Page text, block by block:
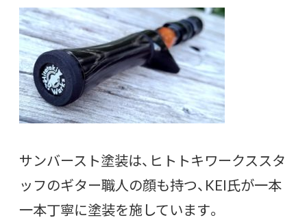
サンバースト塗装は、ヒトトキワークススタ
ッフのギター職人の顔も持つ、KEI氏が一本
一本丁寧に塗装を施しています。